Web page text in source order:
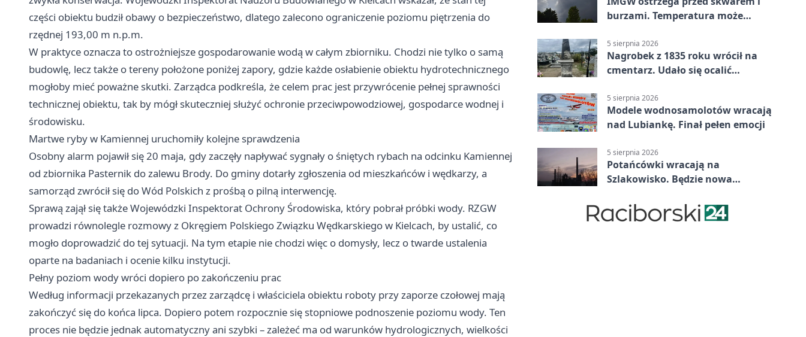
części obiektu budził obawy o bezpieczeństwo, dlatego zalecono ograniczenie poziomu piętrzenia do
rzędnej 193,00 m n.p.m.
W praktyce oznacza to ostrożniejsze gospodarowanie wodą w całym zbiorniku. Chodzi nie tylko o samą
budowlę, lecz także o tereny położone poniżej zapory, gdzie każde osłabienie obiektu hydrotechnicznego
mogłoby mieć poważne skutki. Zarządca podkreśla, że celem prac jest przywrócenie pełnej sprawności
technicznej obiektu, tak by mógł skuteczniej służyć ochronie przeciwpowodziowej, gospodarce wodnej i
środowisku.
Martwe ryby w Kamiennej uruchomiły kolejne sprawdzenia
Osobny alarm pojawił się 20 maja, gdy zaczęły napływać sygnały o śniętych rybach na odcinku Kamiennej
od zbiornika Pasternik do zalewu Brody. Do gminy dotarły zgłoszenia od mieszkańców i wędkarzy, a
samorząd zwrócił się do Wód Polskich z prośbą o pilną interwencję.
Sprawą zajął się także Wojewódzki Inspektorat Ochrony Środowiska, który pobrał próbki wody. RZGW
prowadzi równolegle rozmowy z Okręgiem Polskiego Związku Wędkarskiego w Kielcach, by ustalić, co
mogło doprowadzić do tej sytuacji. Na tym etapie nie chodzi więc o domysły, lecz o twarde ustalenia
oparte na badaniach i ocenie kilku instytucji.
Pełny poziom wody wróci dopiero po zakończeniu prac
Według informacji przekazanych przez zarządcę i właściciela obiektu roboty przy zaporze czołowej mają
zakończyć się do końca lipca. Dopiero potem rozpocznie się stopniowe podnoszenie poziomu wody. Ten
proces nie będzie jednak automatyczny ani szybki – zależeć ma od warunków hydrologicznych, wielkości
burzami. Temperatura może
5 sierpnia 2026
Nagrobek z 1835 roku wrócił na
cmentarz. Udało się ocalić
5 sierpnia 2026
Modele wodnosamolotów wracają
nad Lubiankę. Finał pełen emocji
5 sierpnia 2026
Potańcówki wracają na
Szlakowisko. Będzie nowa